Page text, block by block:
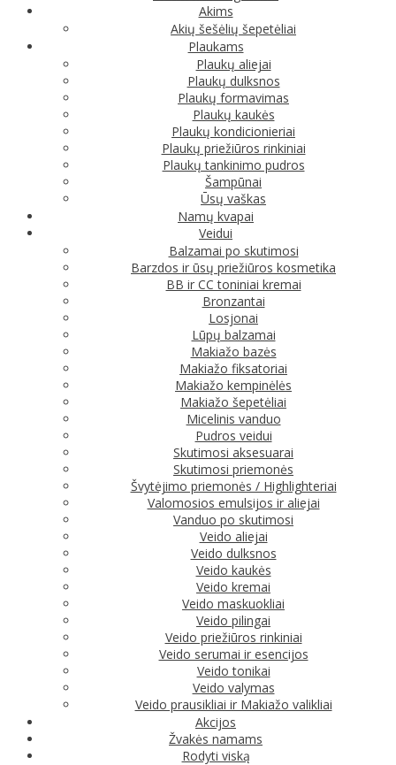
Akims
Akių šešėlių šepetėliai
Plaukams
Plaukų aliejai
Plaukų dulksnos
Plaukų formavimas
Plaukų kaukės
Plaukų kondicionieriai
Plaukų priežiūros rinkiniai
Plaukų tankinimo pudros
Šampūnai
Ūsų vaškas
Namų kvapai
Veidui
Balzamai po skutimosi
Barzdos ir ūsų priežiūros kosmetika
BB ir CC toniniai kremai
Bronzantai
Losjonai
Lūpų balzamai
Makiažo bazės
Makiažo fiksatoriai
Makiažo kempinėlės
Makiažo šepetėliai
Micelinis vanduo
Pudros veidui
Skutimosi aksesuarai
Skutimosi priemonės
Švytėjimo priemonės / Highlighteriai
Valomosios emulsijos ir aliejai
Vanduo po skutimosi
Veido aliejai
Veido dulksnos
Veido kaukės
Veido kremai
Veido maskuokliai
Veido pilingai
Veido priežiūros rinkiniai
Veido serumai ir esencijos
Veido tonikai
Veido valymas
Veido prausikliai ir Makiažo valikliai
Akcijos
Žvakės namams
Rodyti viską